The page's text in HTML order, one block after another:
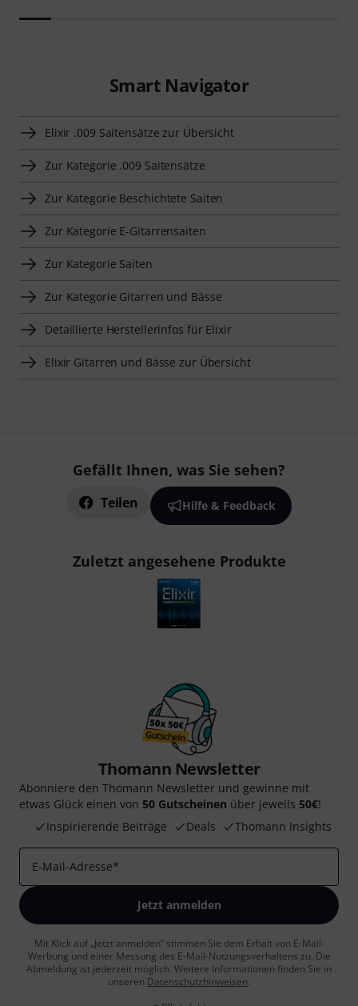
Smart Navigator
Elixir .009 Saitensätze zur Übersicht
Zur Kategorie .009 Saitensätze
Zur Kategorie Beschichtete Saiten
Zur Kategorie E-Gitarrensaiten
Zur Kategorie Saiten
Zur Kategorie Gitarren und Bässe
Detaillierte Herstellerinfos für Elixir
Elixir Gitarren und Bässe zur Übersicht
Gefällt Ihnen, was Sie sehen?
Teilen Hilfe & Feedback
Zuletzt angesehene Produkte
Thomann Newsletter
Abonniere den Thomann Newsletter und gewinne mit
etwas Glück einen von 50 Gutscheinen über jeweils 50€!
Inspirierende Beiträge
Deals Thomann Insights
E-Mail-Adresse*
Jetzt anmelden
Mit Klick auf „Jetzt anmelden“ stimmen Sie dem Erhalt von E-Mail-
Werbung und einer Messung des E-Mail-Nutzungsverhaltens zu. Die
Abmeldung ist jederzeit möglich. Weitere Informationen finden Sie in
unseren Datenschutzhinweisen.